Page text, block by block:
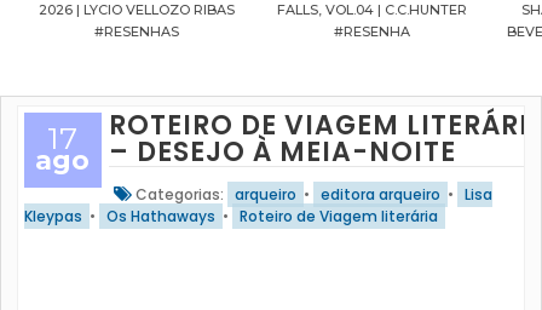
VELLOZO RIBAS
FALLS, VOL.04 | C.C.HUNTER
SHACKLEFORD
BEVERLEY
17
ago
ROTEIRO DE VIAGEM
– DESEJO À MEIA-NOITE
Categorias: arqueiro • editora arqueiro • Lisa
Kleypas • Os Hathaways • Roteiro de Viagem literária